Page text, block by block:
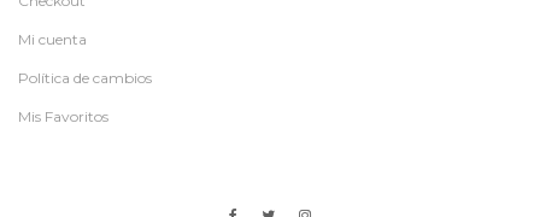
Mi cuenta
Política de cambios
Mis Favoritos